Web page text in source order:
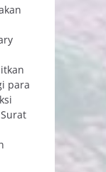
para